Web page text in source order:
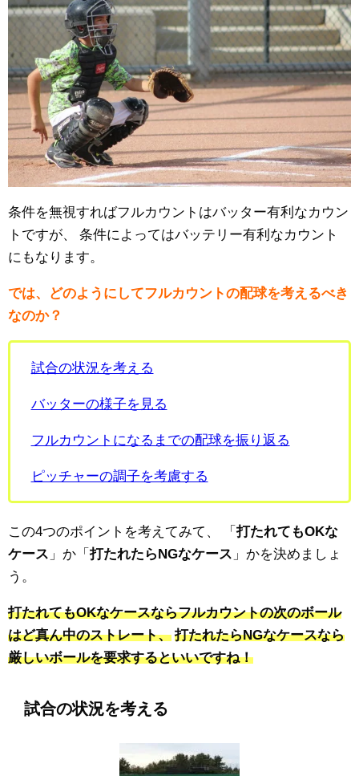
条件を無視すればフルカウントはバッター有利なカウン
トですが、
条件によってはバッテリー有利なカウント
にもなります。
では、どのようにしてフルカウントの配球を考えるべき
なのか？
試合の状況を考える
バッターの様子を見る
フルカウントになるまでの配球を振り返る
ピッチャーの調子を考慮する
この4つのポイントを考えてみて、 「 打たれてもOKな
ケース 」か「 打たれたらNGなケース 」かを決めましょ
う。
打たれてもOKなケースならフルカウントの次のボール
はど真ん中のストレート、 打たれたらNGなケースなら
厳しいボールを要求するといいですね！
試合の状況を考える